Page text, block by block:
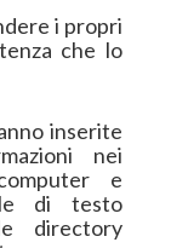
i propri
che lo
inserite
nei
e
di testo
directory